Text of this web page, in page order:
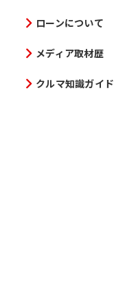
ローンについて
メディア取材歴
クルマ知識ガイド